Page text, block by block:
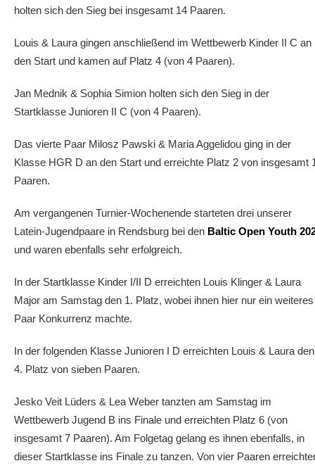
holten sich den Sieg bei insgesamt 14 Paaren.
Louis & Laura gingen anschließend im Wettbewerb Kinder II C an
den Start und kamen auf Platz 4 (von 4 Paaren).
Jan Mednik & Sophia Simion holten sich den Sieg in der
Startklasse Junioren II C (von 4 Paaren).
Das vierte Paar Milosz Pawski & Maria Aggelidou ging in der
Klasse HGR D an den Start und erreichte Platz 2 von insgesamt
Paaren.
Am vergangenen Turnier-Wochenende starteten drei unserer
Latein-Jugendpaare in Rendsburg bei den Baltic Open Youth
und waren ebenfalls sehr erfolgreich.
In der Startklasse Kinder I/II D erreichten Louis Klinger & Laura
Major am Samstag den 1. Platz, wobei ihnen hier nur ein weiteres
Paar Konkurrenz machte.
In der folgenden Klasse Junioren I D erreichten Louis & Laura den
4. Platz von sieben Paaren.
Jesko Veit Lüders & Lea Weber tanzten am Samstag im
Wettbewerb Jugend B ins Finale und erreichten Platz 6 (von
insgesamt 7 Paaren). Am Folgetag gelang es ihnen ebenfalls, in
dieser Startklasse ins Finale zu tanzen. Von vier Paaren